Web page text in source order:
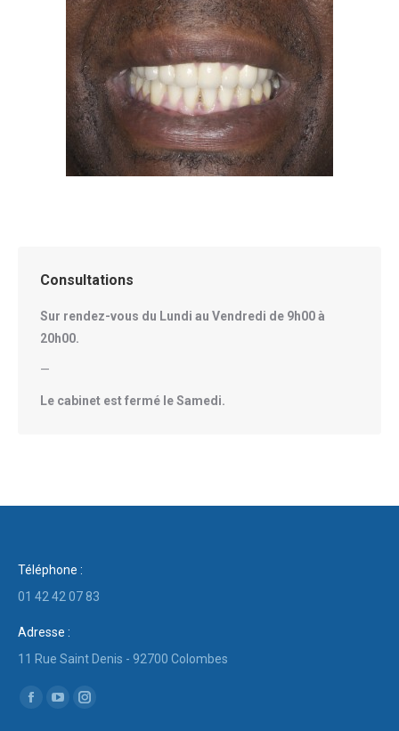
Consultations
Sur rendez-vous du Lundi au Vendredi de 9h00 à
20h00.
—
Le cabinet est fermé le Samedi.
Téléphone :
01 42 42 07 83
Adresse :
11 Rue Saint Denis - 92700 Colombes
Trouvez nous sur :
Facebook
YouTubeInstagram